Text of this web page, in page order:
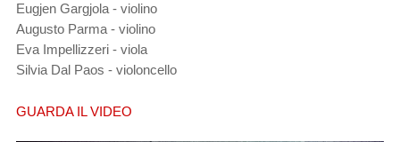
Eugjen Gargjola - violino
Augusto Parma - violino
Eva Impellizzeri - viola
Silvia Dal Paos - violoncello
GUARDA IL VIDEO